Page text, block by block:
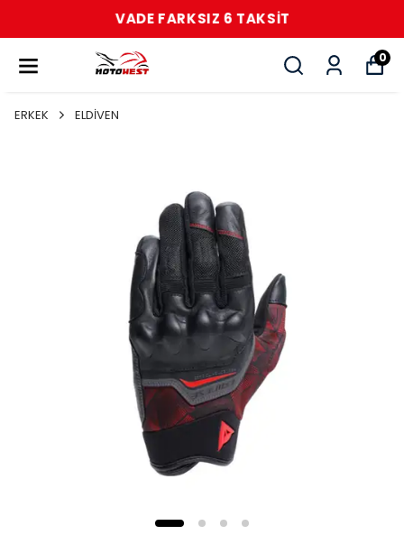
VADE FARKSIZ 6 TAKSİT
0
ERKEK ELDİVEN